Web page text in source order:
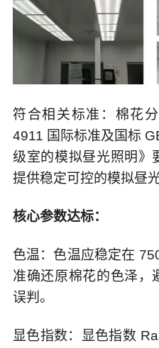
符合相关标准：棉花
4911 国际标准及国标
级室的模拟昼光照明》
提供稳定可控的模拟昼光
核心参数达标：
色温：色温应稳定在
准确还原棉花的色泽，
误判。
显色指数：显色指数